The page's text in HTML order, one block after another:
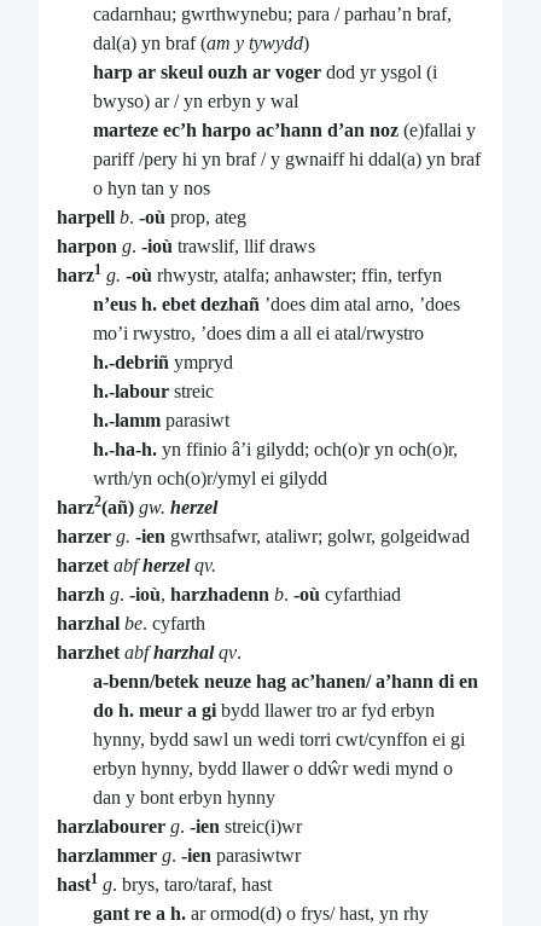
cadarnhau; gwrthwynebu; para / parhau’n braf,
dal(a) yn braf (am y tywydd)
harp ar skeul ouzh ar voger dod yr ysgol (i
bwyso) ar / yn erbyn y wal
marteze ec’h harpo ac’hann d’an noz (e)fallai y
pariff /pery hi yn braf / y gwnaiff hi ddal(a) yn braf
o hyn tan y nos
harpell b. -où prop, ateg
harpon g. -ioù trawslif, llif draws
harz1 g. -où rhwystr, atalfa; anhawster; ffin, terfyn
n’eus h. ebet dezhañ ’does dim atal arno, ’does
mo’i rwystro, ’does dim a all ei atal/rwystro
h.-debriñ ympryd
h.-labour streic
h.-lamm parasiwt
h.-ha-h. yn ffinio â’i gilydd; och(o)r yn och(o)r,
wrth/yn och(o)r/ymyl ei gilydd
harz2(añ) gw. herzel
harzer g. -ien gwrthsafwr, ataliwr; golwr, golgeidwad
harzet abfherzelqv.
harzh g. -ioù, harzhadenn b. -où cyfarthiad
harzhal be. cyfarth
harzhet abfharzhalqv.
a-benn/betek neuze hag ac’hanen/ a’hann di en
do h. meur a gi bydd llawer tro ar fyd erbyn
hynny, bydd sawl un wedi torri cwt/cynffon ei gi
erbyn hynny, bydd llawer o ddŵr wedi mynd o
dan y bont erbyn hynny
harzlabourer g. -ien streic(i)wr
harzlammer g. -ien parasiwtwr
hast1 g. brys, taro/taraf, hast
gant re a h. ar ormod(d) o frys/ hast, yn rhy